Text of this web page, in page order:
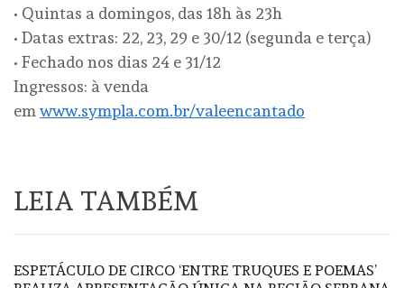
• Quintas a domingos, das 18h às 23h
• Datas extras: 22, 23, 29 e 30/12 (segunda e terça)
• Fechado nos dias 24 e 31/12
Ingressos: à venda
em www.sympla.com.br/valeencantado
LEIA TAMBÉM
ESPETÁCULO DE CIRCO ‘ENTRE TRUQUES E POEMAS’